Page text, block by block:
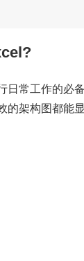
日常工作的必
架构图都能